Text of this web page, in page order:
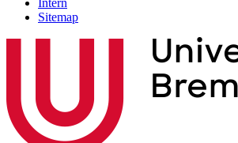
Intern
Sitemap